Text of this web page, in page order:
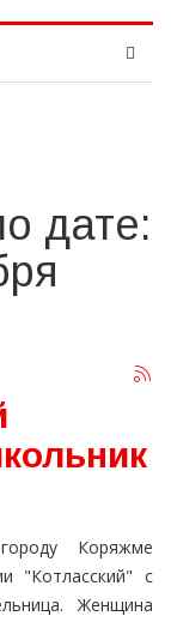
дате:
Коряжме
"Котласский" с
Женщина